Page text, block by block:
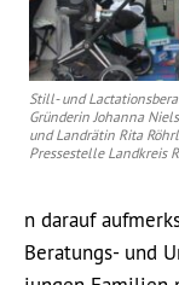
Still- und
Gründerin Johanna
und Landrätin Rita
Pressestelle Landkreis
n darauf
Beratungs- und